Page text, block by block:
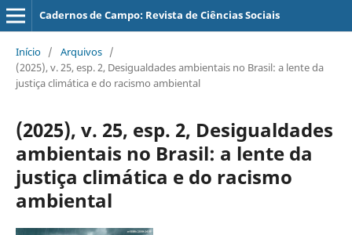
Cadernos de Campo: Revista de Ciências Sociais
Início / Arquivos /
(2025), v. 25, esp. 2, Desigualdades ambientais no Brasil: a lente da
justiça climática e do racismo ambiental
(2025), v. 25, esp. 2, Desigualdades
ambientais no Brasil: a lente da
justiça climática e do racismo
ambiental